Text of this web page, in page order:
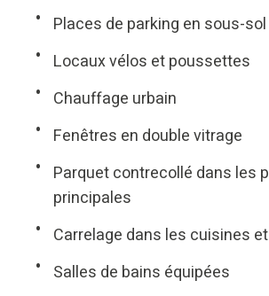
Places de parking en sous-sol
Locaux vélos et poussettes
Chauffage urbain
Fenêtres en double vitrage
Parquet contrecollé dans les
principales
Carrelage dans les cuisines
Salles de bains équipées